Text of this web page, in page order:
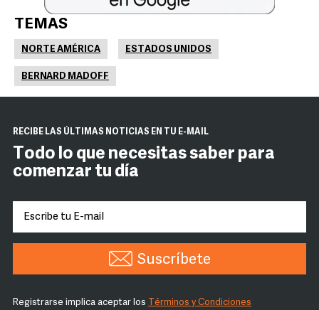
TEMAS
NORTE AMÉRICA ESTADOS UNIDOS
BERNARD MADOFF
RECIBE LAS ÚLTIMAS NOTICIAS EN TU E-MAIL
Todo lo que necesitas saber para
comenzar tu día
Suscríbete
Registrarse implica aceptar los Términos y Condiciones